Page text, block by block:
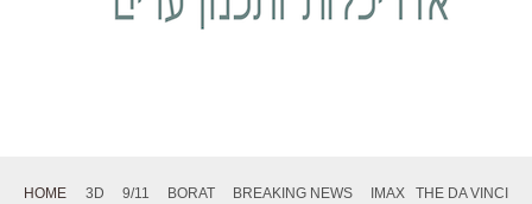
HOME 3D 9/11 BORAT BREAKING NEWS IMAX THE DA VINCI